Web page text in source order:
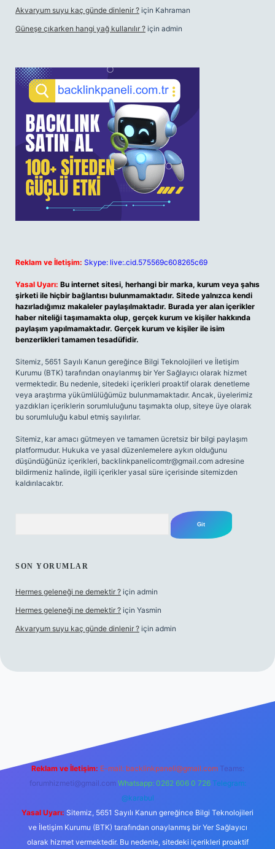
Akvaryum suyu kaç günde dinlenir ? için Kahraman
Güneşe çıkarken hangi yağ kullanılır ? için admin
Reklam ve İletişim: Skype: live:.cid.575569c608265c69
Yasal Uyarı: Bu internet sitesi, herhangi bir marka, kurum veya şahıs
şirketi ile hiçbir bağlantısı bulunmamaktadır. Sitede yalnızca kendi
hazırladığımız makaleler paylaşılmaktadır. Burada yer alan içerikler
haber niteliği taşımamakta olup, gerçek kurum ve kişiler hakkında
paylaşım yapılmamaktadır. Gerçek kurum ve kişiler ile isim
benzerlikleri tamamen tesadüfidir.
Sitemiz, 5651 Sayılı Kanun gereğince Bilgi Teknolojileri ve İletişim
Kurumu (BTK) tarafından onaylanmış bir Yer Sağlayıcı olarak hizmet
vermektedir. Bu nedenle, sitedeki içerikleri proaktif olarak denetleme
veya araştırma yükümlülüğümüz bulunmamaktadır. Ancak, üyelerimiz
yazdıkları içeriklerin sorumluluğunu taşımakta olup, siteye üye olarak
bu sorumluluğu kabul etmiş sayılırlar.
Sitemiz, kar amacı gütmeyen ve tamamen ücretsiz bir bilgi paylaşım
platformudur. Hukuka ve yasal düzenlemelere aykırı olduğunu
düşündüğünüz içerikleri, backlinkpanelicomtr@gmail.com adresine
bildirmeniz halinde, ilgili içerikler yasal süre içerisinde sitemizden
kaldırılacaktır.
SON YORUMLAR
Hermes geleneği ne demektir ? için admin
Hermes geleneği ne demektir ? için Yasmin
Akvaryum suyu kaç günde dinlenir ? için admin
Reklam ve İletişim: E-mail: backlinkpaneli@gmail.com Teams:
forumhizmeti@gmail.com Whatsapp: 0262 606 0 726 Telegram:
@karabul
Yasal Uyarı: Sitemiz, 5651 Sayılı Kanun gereğince Bilgi Teknolojileri
ve İletişim Kurumu (BTK) tarafından onaylanmış bir Yer Sağlayıcı
olarak hizmet vermektedir. Bu nedenle, sitedeki içerikleri proaktif